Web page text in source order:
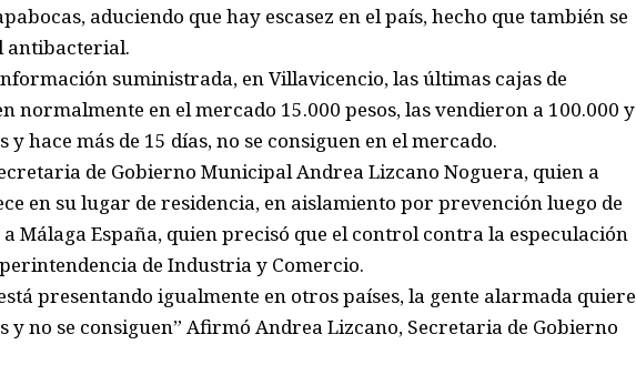
aduciendo que hay escasez en el país, hecho que también se
antibacterial.
suministrada, en Villavicencio, las últimas cajas de
normalmente en el mercado 15.000 pesos, las vendieron a 100.000 y
y hace más de 15 días, no se consiguen en el mercado.
de Gobierno Municipal Andrea Lizcano Noguera, quien a
en su lugar de residencia, en aislamiento por prevención luego de
Málaga España, quien precisó que el control contra la especulación
de Industria y Comercio.
presentando igualmente en otros países, la gente alarmada quiere
y no se consiguen” Afirmó Andrea Lizcano, Secretaria de Gobierno